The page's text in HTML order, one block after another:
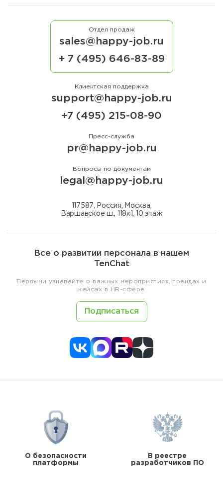
Отдел продаж
sales@happy-job.ru
+ 7 (495) 646-83-89
Клиентская поддержка
support@happy-job.ru
+7 (495) 215-08-90
Пресс-служба
pr@happy-job.ru
Вопросы по документам
legal@happy-job.ru
117587, Россия, Москва,
Варшавское ш., 118к1, 10 этаж
Все о развитии персонала в нашем
TenChat
Первыми узнавайте о важных мероприятиях, трендах и
кейсах в HR-сфере
Подписаться
О безопасности
платформы
В реестре
разработчиков ПО